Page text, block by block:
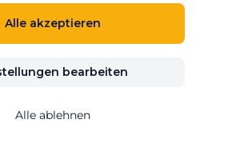
v Conviu?
28. 7. 2026
Alle akzeptieren
bearbeiten
Alle ablehnen